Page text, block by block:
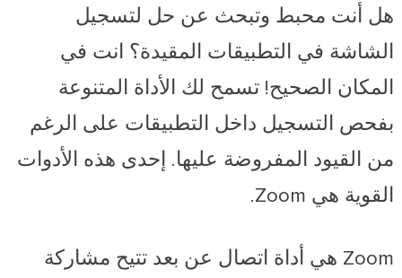
هل أنت محبط وتبحث عن حل لتسجيل
الشاشة في التطبيقات المقيدة؟ انت في
المكان الصحيح! تسمح لك الأداة المتنوعة
بفحص التسجيل داخل التطبيقات على الرغم
من القيود المفروضة عليها. إحدى هذه الأدوات
القوية هي Zoom.
Zoom هي أداة اتصال عن بعد تتيح مشاركة